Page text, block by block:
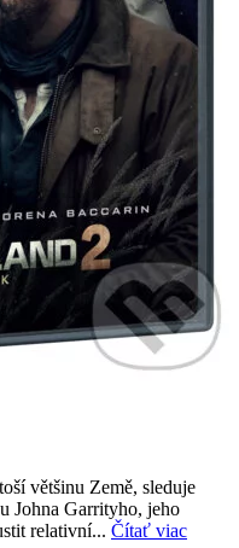
většinu Země, sleduje
Johna Garrityho, jeho
relativní... Čítať viac